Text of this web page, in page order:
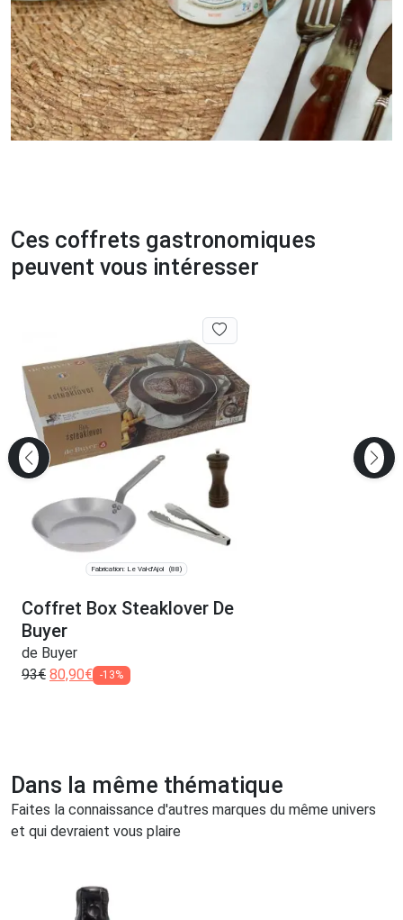
Ces coffrets gastronomiques
peuvent vous intéresser
Fabrication: Le Val-d'Ajol (88)
Coffret Box Steaklover De
Buyer
de Buyer
93€ 80,90€ -13%
Dans la même thématique
Faites la connaissance d'autres marques du même univers
et qui devraient vous plaire